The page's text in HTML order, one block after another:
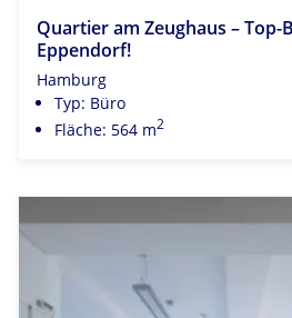
Quartier am Zeughaus – Top-
Eppendorf!
Hamburg
Typ: Büro
Fläche: 564 m2